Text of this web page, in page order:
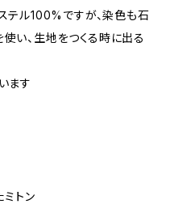
テル100%ですが、染色も石
い、生地をつくる時に出る
ます
トン